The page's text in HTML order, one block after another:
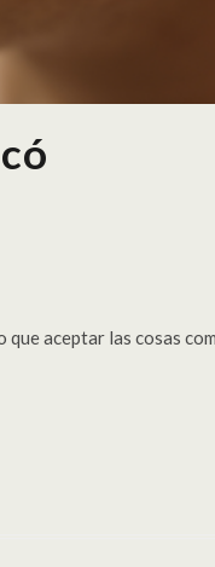
aceptar las cosas